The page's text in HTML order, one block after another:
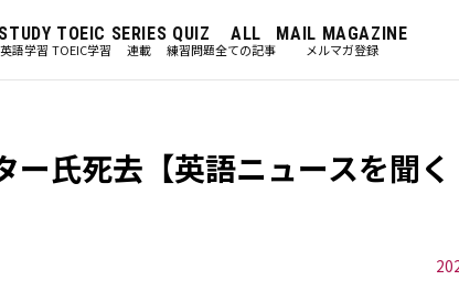
STUDY
英語学習
TOEIC
TOEIC学習
SERIES
連載
QUIZ
練習問題
ALL
全ての記事
MAIL MAGAZINE
メルマガ登録
ー氏死去【英語ニュースを聞